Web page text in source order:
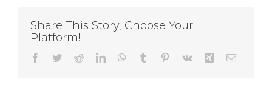
Share This Story, Choose Your
Platform!
Facebook
TwitterRedditLinkedInWhatsApp
Tumblr Pinterest
Vk Xing E-